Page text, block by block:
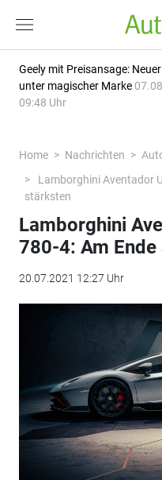
Geely mit Preisansage:
unter magischer Marke
09:48 Uhr
Home Nachrichten
Lamborghini Aventador
stärksten
Lamborghini
780-4: Am
20.07.2021 12:27 Uhr